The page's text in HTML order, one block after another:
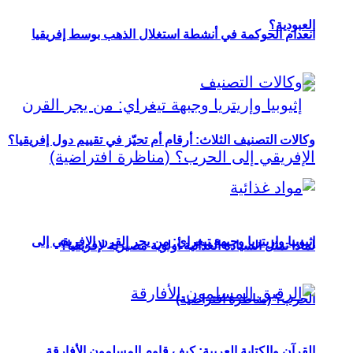
العبودية؟
إثيوبيا وإريتريا وجبهة تيغراي: من يجر القرن الإفريقي إلى
الحرب؟ (مناظرة افتراضية)
انعدام الحوكمة في أنشطة استغلال الذهب بوسط إفريقيا
وكالات التصنيف الثلاث: أرقام أم تحيّز في تقييم دول إفريقيا؟
لماذا تمثل السيادة الغذائية أولوية مصيرية لإفريقيا؟